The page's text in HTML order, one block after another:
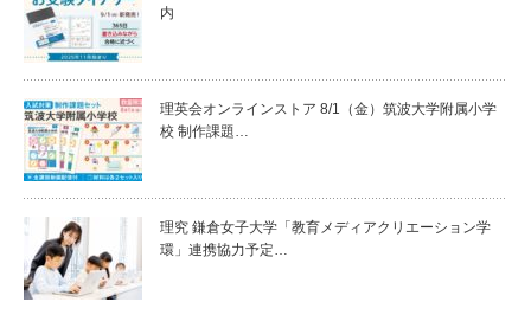
内
理英会オンラインストア 8/1（金）筑波大学附属小学
校 制作課題…
理究 鎌倉女子大学「教育メディアクリエーション学
環」連携協力予定…